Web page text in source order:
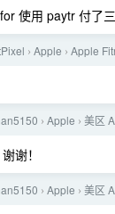
使用 paytr 付了
› Apple › Apple
› Apple › 美区
谢！
› Apple › 美区